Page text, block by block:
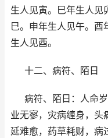
生人见寅。巳年生人见
巳。申年生人见午。
生人见酉。
十二、病符、陌日
病符、陌日：人命
业无寥，灾病缠身，头
延难愈，药草耗财，病